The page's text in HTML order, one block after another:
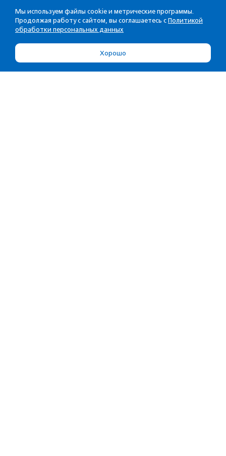
Мы используем файлы cookie и метрические программы.
Продолжая работу с сайтом, вы соглашаетесь с Политикой
обработки персональных данных
Хорошо